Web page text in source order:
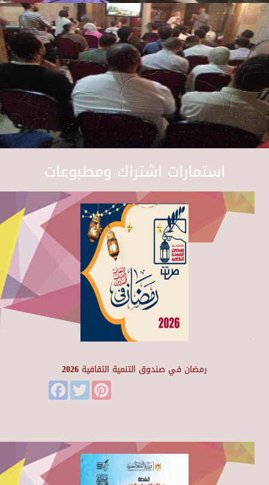
استمارات اشتراك ومطبوعات
رمضان في صندوق التنمية الثقافية 2026
FacebookTwitter